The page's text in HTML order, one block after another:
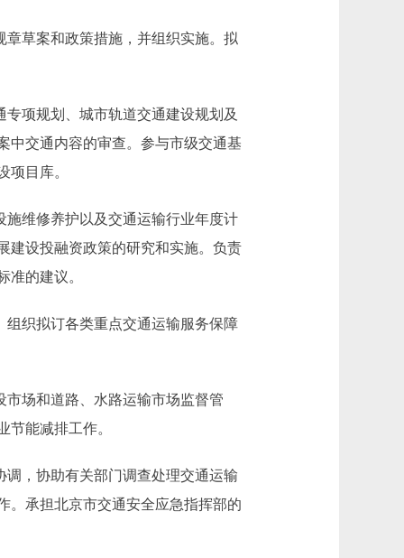
草案和政策措施，并组织实施。拟
项规划、城市轨道交通建设规划及
中交通内容的审查。参与市级交通基
项目库。
维修养护以及交通运输行业年度计
建设投融资政策的研究和实施。负责
的建议。
织拟订各类重点交通运输服务保障
场和道路、水路运输市场监督管
能减排工作。
，协助有关部门调查处理交通运输
。承担北京市交通安全应急指挥部的